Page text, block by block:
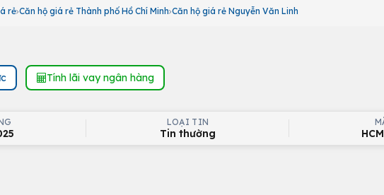
rẻ Căn hộ giá rẻ Thành phố Hồ Chí Minh Căn hộ giá rẻ Nguyễn Văn Linh
Tính lãi vay ngân hàng
LOẠI TIN
Tin thường